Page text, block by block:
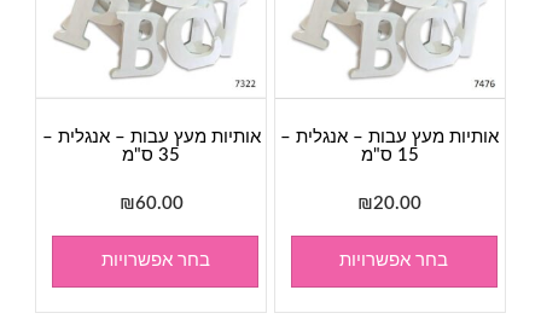
אותיות מעץ עבות – אנגלית –
15 ס"מ
₪20.00
בחר אפשרויות
אותיות מעץ עבות – אנגלית –
35 ס"מ
₪60.00
בחר אפשרויות